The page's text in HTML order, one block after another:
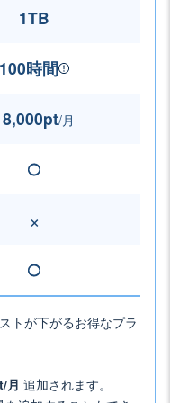
1TB
100時間
/月
◯
×
◯
トが下がるお得なプラ
/月 追加されます。